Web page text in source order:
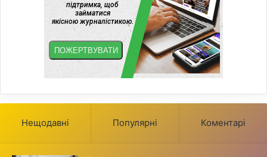
Нещодавні Популярні Коментарі